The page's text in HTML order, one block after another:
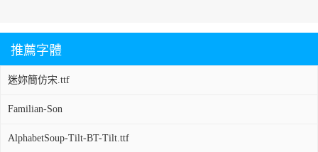
推薦字體
迷妳簡仿宋.ttf
Familian-Son
AlphabetSoup-Tilt-BT-Tilt.ttf